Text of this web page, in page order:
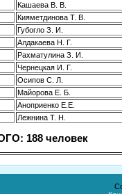
Кашаева В. В.
Кияметдинова Т. В.
Губогло З. И.
Алдакаева Н. Г.
Рахматулина З. И.
Чернецкая И. Г.
Осипов С. Л.
Майорова Е. Б.
Аноприенко Е.Е.
Лежнина Т. Н.
188 человек